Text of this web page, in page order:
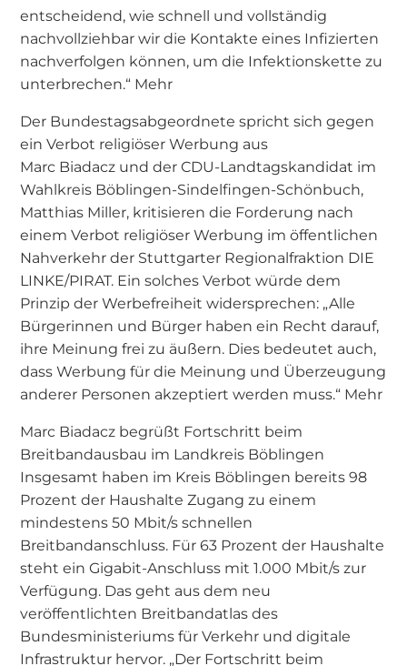
entscheidend, wie schnell und vollständig
nachvollziehbar wir die Kontakte eines Infizierten
nachverfolgen können, um die Infektionskette zu
unterbrechen.“ Mehr
Der Bundestagsabgeordnete spricht sich gegen
ein Verbot religiöser Werbung aus
Marc Biadacz und der CDU-Landtagskandidat im
Wahlkreis Böblingen-Sindelfingen-Schönbuch,
Matthias Miller, kritisieren die Forderung nach
einem Verbot religiöser Werbung im öffentlichen
Nahverkehr der Stuttgarter Regionalfraktion DIE
LINKE/PIRAT. Ein solches Verbot würde dem
Prinzip der Werbefreiheit widersprechen: „Alle
Bürgerinnen und Bürger haben ein Recht darauf,
ihre Meinung frei zu äußern. Dies bedeutet auch,
dass Werbung für die Meinung und Überzeugung
anderer Personen akzeptiert werden muss.“ Mehr
Marc Biadacz begrüßt Fortschritt beim
Breitbandausbau im Landkreis Böblingen
Insgesamt haben im Kreis Böblingen bereits 98
Prozent der Haushalte Zugang zu einem
mindestens 50 Mbit/s schnellen
Breitbandanschluss. Für 63 Prozent der Haushalte
steht ein Gigabit-Anschluss mit 1.000 Mbit/s zur
Verfügung. Das geht aus dem neu
veröffentlichten Breitbandatlas des
Bundesministeriums für Verkehr und digitale
Infrastruktur hervor. „Der Fortschritt beim